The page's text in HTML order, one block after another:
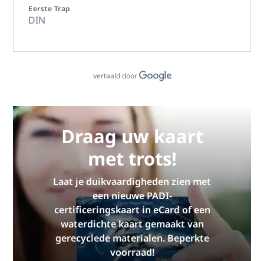
Eerste Trap
DIN
vertaald door
Draag uw kaart
met trots!
Laat je duikvaardigheden zien met
een nieuwe PADI-
certificeringskaart in eCard of een
waterdichte kaart gemaakt van
gerecyclede materialen. Beperkte
voorraad!